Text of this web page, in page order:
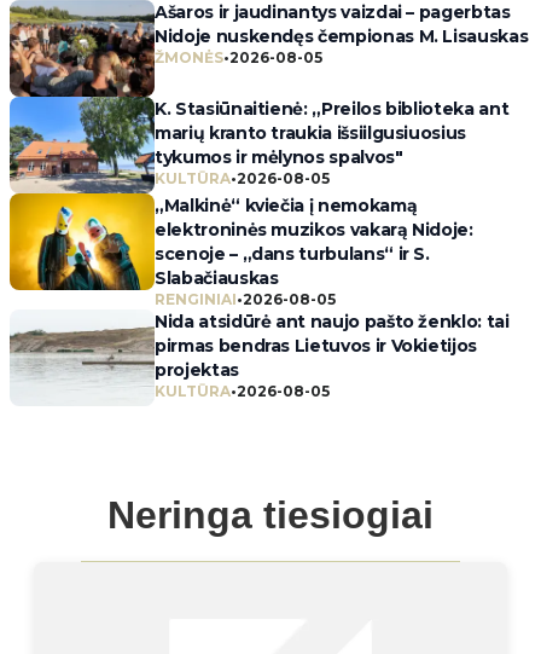
Ašaros ir jaudinantys vaizdai – pagerbtas
Nidoje nuskendęs čempionas M. Lisauskas
ŽMONĖS•2026-08-05
K. Stasiūnaitienė: „Preilos biblioteka ant
marių kranto traukia išsiilgusiuosius
tykumos ir mėlynos spalvos"
KULTŪRA•2026-08-05
„Malkinė“ kviečia į nemokamą
elektroninės muzikos vakarą Nidoje:
scenoje – „dans turbulans“ ir S.
Slabačiauskas
RENGINIAI•2026-08-05
Nida atsidūrė ant naujo pašto ženklo: tai
pirmas bendras Lietuvos ir Vokietijos
projektas
KULTŪRA•2026-08-05
Neringa tiesiogiai